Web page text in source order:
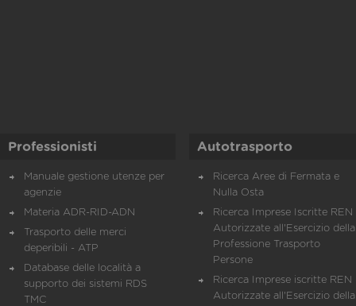
Professionisti
Manuale gestione utenze per
agenzie
Materia ADR-RID-ADN
Trasporto delle merci
deperibili - ATP
Database delle località a
supporto dei sistemi RDS
TMC
Autotrasporto
Ricerca Aree di Fermata e
Nulla Osta
Ricerca Imprese Iscritte REN
Autorizzate all'Esercizio della
Professione Trasporto
Persone
Ricerca Imprese iscritte REN
Autorizzate all'Esercizio della